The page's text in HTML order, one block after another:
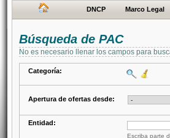
DNCP Marco Legal
Búsqueda de PAC
No es necesario llenar los campos para
Categoría:
Apertura de ofertas desde:
Entidad:
Escriba parte